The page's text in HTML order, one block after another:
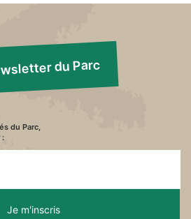
du Parc
du Parc,
: